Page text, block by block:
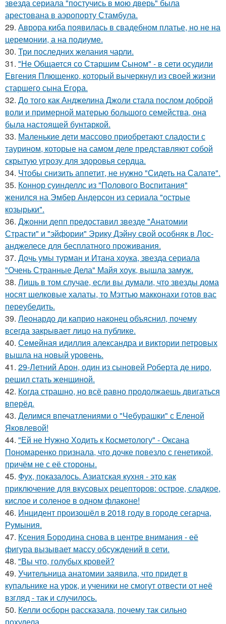
звезда сериала "постучись в мою дверь" была
арестована в аэропорту Стамбула.
29. Аврора киба появилась в свадебном платье, но не на
церемонии, а на подиуме.
30. Три последних желания чарли.
31. "Не Общается со Старшим Сыном" - в сети осудили
Евгения Плющенко, который вычеркнул из своей жизни
старшего сына Егора.
32. До того как Анджелина Джоли стала послом доброй
воли и примерной матерью большого семейства, она
была настоящей бунтаркой.
33. Маленькие дети массово приобретают сладости с
таурином, которые на самом деле представляют собой
скрытую угрозу для здоровья сердца.
34. Чтобы снизить аппетит, не нужно "Сидеть на Салате".
35. Коннор суинделлс из "Полового Воспитания"
женился на Эмбер Андерсон из сериала "острые
козырьки".
36. Джонни депп предоставил звезде "Анатомии
Страсти" и "эйфории" Эрику Дэйну свой особняк в Лос-
анджелесе для бесплатного проживания.
37. Дочь умы турман и Итана хоука, звезда сериала
"Очень Странные Дела" Майя хоук, вышла замуж.
38. Лишь в том случае, если вы думали, что звезды дома
носят шелковые халаты, то Мэттью макконахи готов вас
переубедить.
39. Леонардо ди каприо наконец объяснил, почему
всегда закрывает лицо на публике.
40. Семейная идиллия александра и виктории петровых
вышла на новый уровень.
41. 29-Летний Арон, один из сыновей Роберта де ниро,
решил стать женщиной.
42. Когда страшно, но всё равно продолжаешь двигаться
вперёд.
43. Делимся впечатлениями о "Чебурашки" с Еленой
Яковлевой!
44. "Ей не Нужно Ходить к Косметологу" - Оксана
Пономаренко признала, что дочке повезло с генетикой,
причём не с её стороны.
45. Фух, показалось. Азиатская кухня - это как
приключение для вкусовых рецепторов: острое, сладкое,
кислое и соленое в одном флаконе!
46. Инцидент произошёл в 2018 году в городе сегарча,
Румыния.
47. Ксения Бородина снова в центре внимания - её
фигура вызывает массу обсуждений в сети.
48. "Вы что, голубых кровей?
49. Учительница анатомии заявила, что придет в
купальнике на урок, и ученики не смогут отвести от неё
взгляд - так и случилось.
50. Келли осборн рассказала, почему так сильно